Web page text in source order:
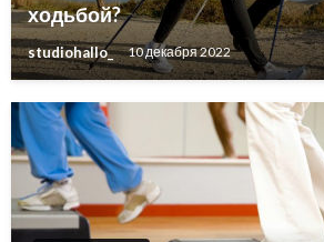
ходьбой?
studiohallo_ 10 декабря 2022